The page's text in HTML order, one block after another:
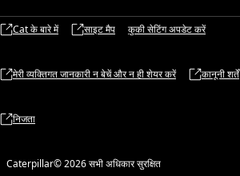
Cat के बारे में साइट मैप कुकी सेटिंग अपडेट करें
मेरी व्यक्तिगत जानकारी न बेचें और न ही शेयर करें कानूनी शर्तें
निजता
Caterpillar© 2026 सभी अधिकार सुरक्षित